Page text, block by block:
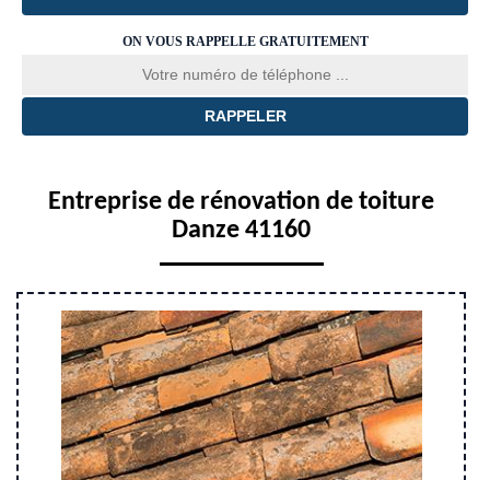
ON VOUS RAPPELLE GRATUITEMENT
Entreprise de rénovation de toiture
Danze 41160